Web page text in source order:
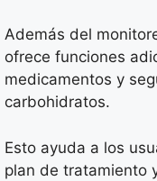
Además del
ofrece funciones
medicamentos y
carbohidratos.
Esto ayuda a los
plan de tratamiento